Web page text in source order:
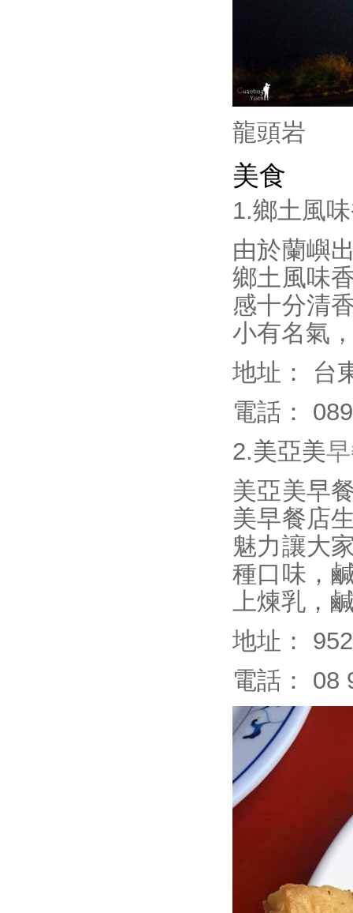
龍頭岩
美食
1.鄉土風
由於蘭嶼
鄉土風味
感十分清
小有名氣
地址： 台
電話：
2.美亞美
美亞美早
美早餐店
魅力讓大
種口味，
上煉乳，
地址：
電話： 08